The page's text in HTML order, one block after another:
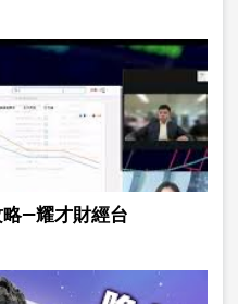
—耀才財經台